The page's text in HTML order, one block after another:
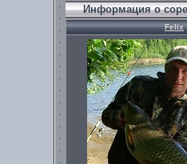
Информация о
Felix